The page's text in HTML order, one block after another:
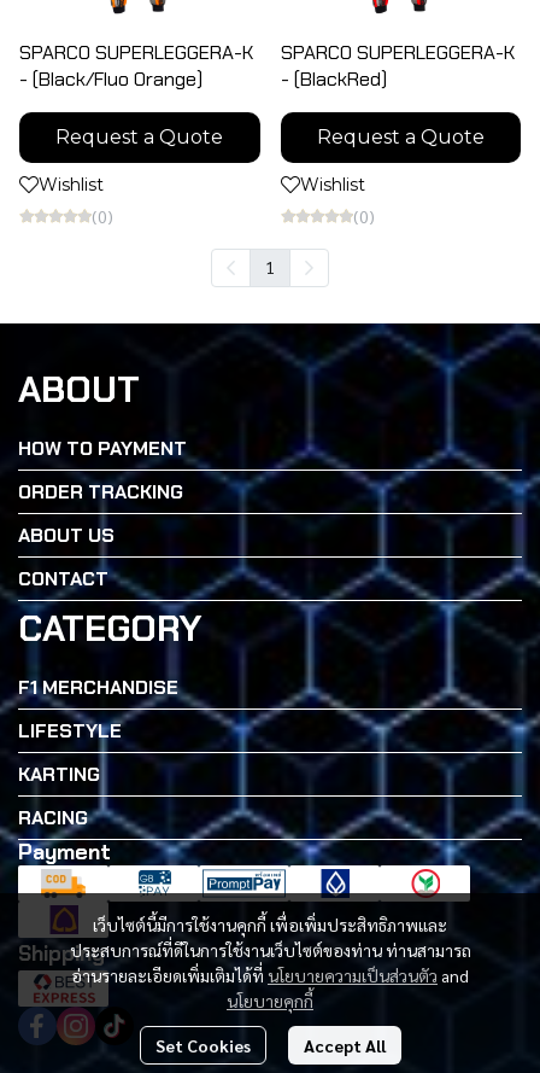
SPARCO SUPERLEGGERA-K
- (Black/Fluo Orange)
Request a Quote
Wishlist
(0)
SPARCO SUPERLEGGERA-K
- (BlackRed)
Request a Quote
Wishlist
(0)
1
เว็บไซต์นี้มีการใช้งานคุกกี้ เพื่อเพิ่มประสิทธิภาพและ
ประสบการณ์ที่ดีในการใช้งานเว็บไซต์ของท่าน ท่านสามารถ
อ่านรายละเอียดเพิ่มเติมได้ที่ นโยบายความเป็นส่วนตัว and
นโยบายคุกกี้
Set Cookies Accept All
ABOUT
HOW TO PAYMENT
ORDER TRACKING
ABOUT US
CONTACT
CATEGORY
F1 MERCHANDISE
LIFESTYLE
KARTING
RACING
Payment
Shipping